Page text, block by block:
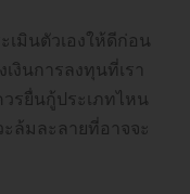
เมินตัวเองให้ดีก่อน
เงินการลงทุนที่เรา
รยื่นกู้ประเภทไหน
ะล้มละลายที่อาจจะ